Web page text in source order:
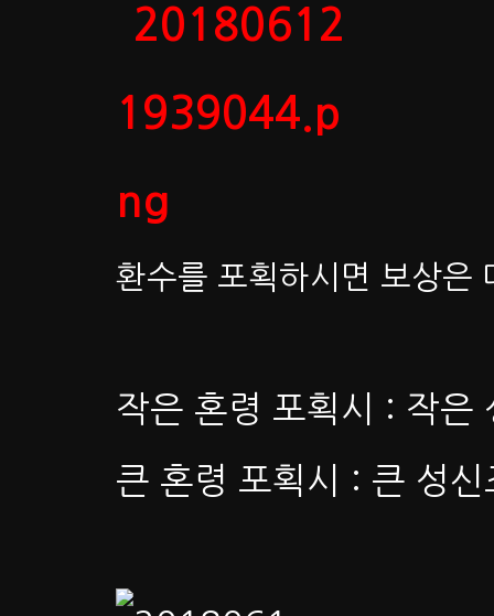
환수를 포획하시면 보상은
작은 혼령 포획시 : 작은
큰 혼령 포획시 : 큰 성